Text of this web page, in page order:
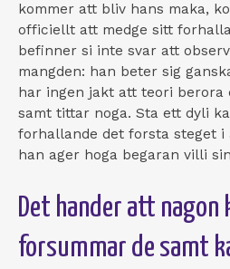
kommer att bliv hans maka,
officiellt att medge sitt
befinner si inte svar att
mangden: han beter sig
har ingen jakt att teori berora
samt tittar noga. Sta ett dyli
forhallande det forsta steget i
han ager hoga begaran villi
Det hander att nagon
forsummar de samt